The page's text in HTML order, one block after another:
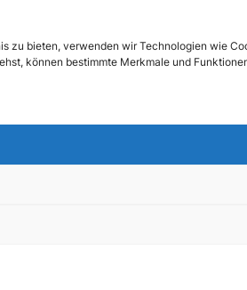
zu bieten, verwenden wir Technologien wie
können bestimmte Merkmale und